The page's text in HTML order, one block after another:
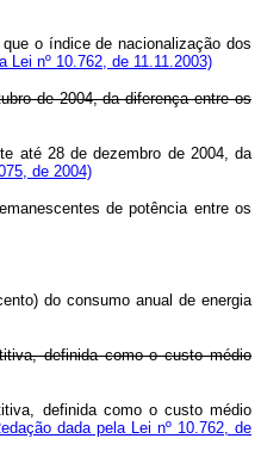
o índice de nacionalização dos
Lei nº 10.762, de 11.11.2003)
de 2004, da diferença entre os
até 28 de dezembro de 2004, da
de 2004)
de potência entre os
do consumo anual de energia
definida como o custo médio
definida como o custo médio
dada pela Lei nº 10.762, de